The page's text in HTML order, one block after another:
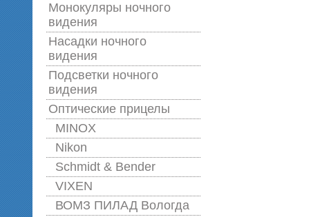
Монокуляры ночного
видения
Насадки ночного
видения
Подсветки ночного
видения
Оптические прицелы
MINOX
Nikon
Schmidt & Bender
VIXEN
ВОМЗ ПИЛАД Вологда